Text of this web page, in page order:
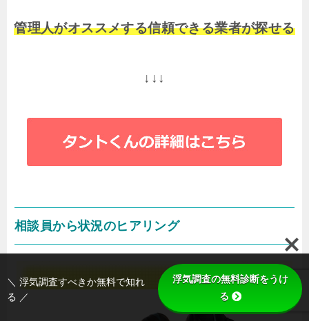
管理人がオススメする信頼できる業者が探せる
↓↓↓
相談員から状況のヒアリング
＼ 浮気調査すべきか無料で知れ
る ／
浮気調査の無料診断をうけ
る